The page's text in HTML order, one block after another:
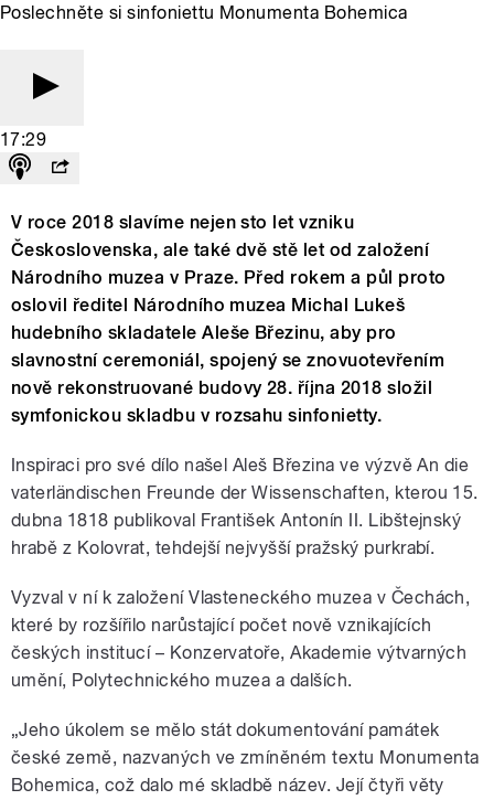
Poslechněte si sinfoniettu Monumenta Bohemica
17:29
V roce 2018 slavíme nejen sto let vzniku
Československa, ale také dvě stě let od založení
Národního muzea v Praze. Před rokem a půl proto
oslovil ředitel Národního muzea Michal Lukeš
hudebního skladatele Aleše Březinu, aby pro
slavnostní ceremoniál, spojený se znovuotevřením
nově rekonstruované budovy 28. října 2018 složil
symfonickou skladbu v rozsahu sinfonietty.
Inspiraci pro své dílo našel Aleš Březina ve výzvě An die
vaterländischen Freunde der Wissenschaften, kterou 15.
dubna 1818 publikoval František Antonín II. Libštejnský
hrabě z Kolovrat, tehdejší nejvyšší pražský purkrabí.
Vyzval v ní k založení Vlasteneckého muzea v Čechách,
které by rozšířilo narůstající počet nově vznikajících
českých institucí – Konzervatoře, Akademie výtvarných
umění, Polytechnického muzea a dalších.
„Jeho úkolem se mělo stát dokumentování památek
české země, nazvaných ve zmíněném textu Monumenta
Bohemica, což dalo mé skladbě název. Její čtyři věty